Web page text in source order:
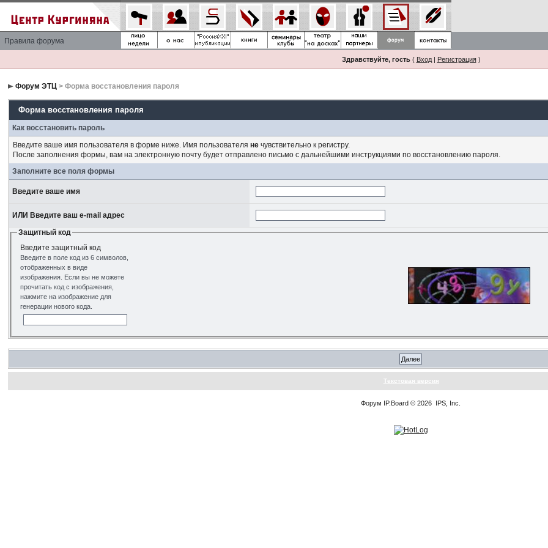
Правила форума
Здравствуйте, гость( Вход| Регистрация)
Форум ЭТЦ > Форма восстановления пароля
Форма восстановления пароля
Как восстановить пароль
Введите ваше имя пользователя в форме ниже. Имя пользователяне чувствительно к регистру.
После заполнения формы, вам на электронную почту будет отправлено письмо с дальнейшими инструкциями по восстановлению пароля.
Заполните все поля формы
Введите ваше имя
ИЛИ Введите ваш e-mail адрес
Защитный код
Введите защитный код
Введите в поле код из 6 символов,
отображенных в виде
изображения. Если вы не можете
прочитать код с изображения,
нажмите на изображение для
генерации нового кода.
Текстовая версия
Форум IP.Board © 2026 IPS, Inc